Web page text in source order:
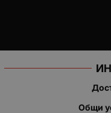
Общи